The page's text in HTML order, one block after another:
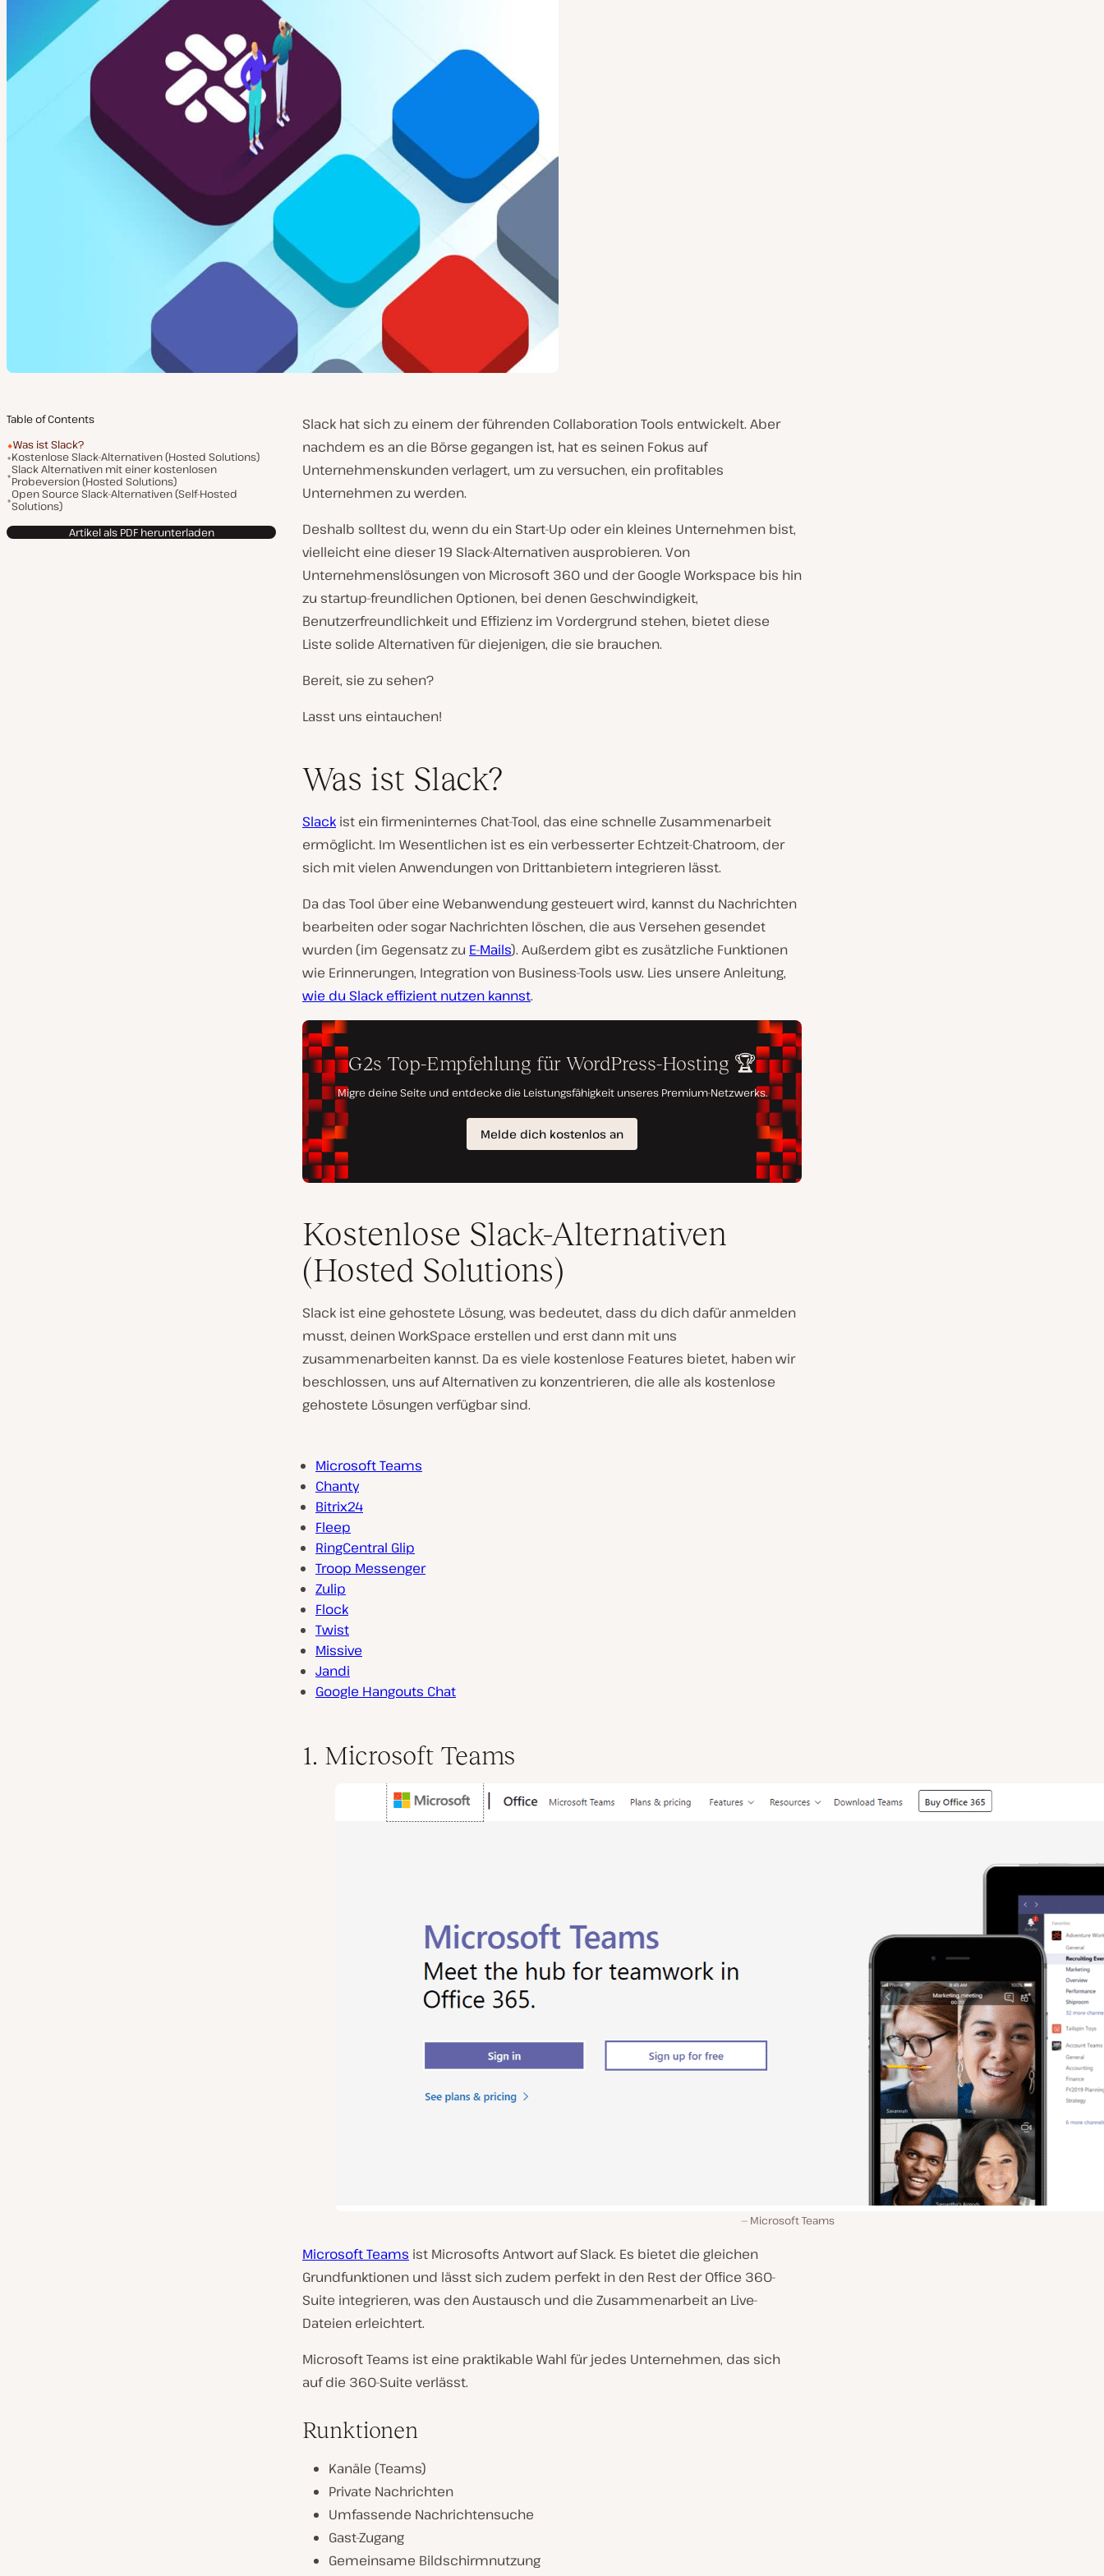
Table of Contents
Was ist Slack?
Kostenlose Slack-Alternativen (Hosted Solutions)
Slack Alternativen mit einer kostenlosen
Probeversion (Hosted Solutions)
Open Source Slack-Alternativen (Self-Hosted
Solutions)
Artikel als PDF herunterladen
Slack hat sich zu einem der führenden Collaboration Tools entwickelt. Aber
nachdem es an die Börse gegangen ist, hat es seinen Fokus auf
Unternehmenskunden verlagert, um zu versuchen, ein profitables
Unternehmen zu werden.
Deshalb solltest du, wenn du ein Start-Up oder ein kleines Unternehmen bist,
vielleicht eine dieser 19 Slack-Alternativen ausprobieren. Von
Unternehmenslösungen von Microsoft 360 und der Google Workspace bis hin
zu startup-freundlichen Optionen, bei denen Geschwindigkeit,
Benutzerfreundlichkeit und Effizienz im Vordergrund stehen, bietet diese
Liste solide Alternativen für diejenigen, die sie brauchen.
Bereit, sie zu sehen?
Lasst uns eintauchen!
Was ist Slack?
Slack ist ein firmeninternes Chat-Tool, das eine schnelle Zusammenarbeit
ermöglicht. Im Wesentlichen ist es ein verbesserter Echtzeit-Chatroom, der
sich mit vielen Anwendungen von Drittanbietern integrieren lässt.
Da das Tool über eine Webanwendung gesteuert wird, kannst du Nachrichten
bearbeiten oder sogar Nachrichten löschen, die aus Versehen gesendet
wurden (im Gegensatz zu E-Mails). Außerdem gibt es zusätzliche Funktionen
wie Erinnerungen, Integration von Business-Tools usw. Lies unsere Anleitung,
wie du Slack effizient nutzen kannst.
Kostenlose Slack-Alternativen
(Hosted Solutions)
Slack ist eine gehostete Lösung, was bedeutet, dass du dich dafür anmelden
musst, deinen WorkSpace erstellen und erst dann mit uns
zusammenarbeiten kannst. Da es viele kostenlose Features bietet, haben wir
beschlossen, uns auf Alternativen zu konzentrieren, die alle als kostenlose
gehostete Lösungen verfügbar sind.
Microsoft Teams
Chanty
Bitrix24
Fleep
RingCentral Glip
Troop Messenger
Zulip
Flock
Twist
Missive
Jandi
Google Hangouts Chat
1. Microsoft Teams
Microsoft Teams
Microsoft Teams ist Microsofts Antwort auf Slack. Es bietet die gleichen
Grundfunktionen und lässt sich zudem perfekt in den Rest der Office 360-
Suite integrieren, was den Austausch und die Zusammenarbeit an Live-
Dateien erleichtert.
Microsoft Teams ist eine praktikable Wahl für jedes Unternehmen, das sich
auf die 360-Suite verlässt.
Runktionen
Kanäle (Teams)
Private Nachrichten
Umfassende Nachrichtensuche
Gast-Zugang
Gemeinsame Bildschirmnutzung